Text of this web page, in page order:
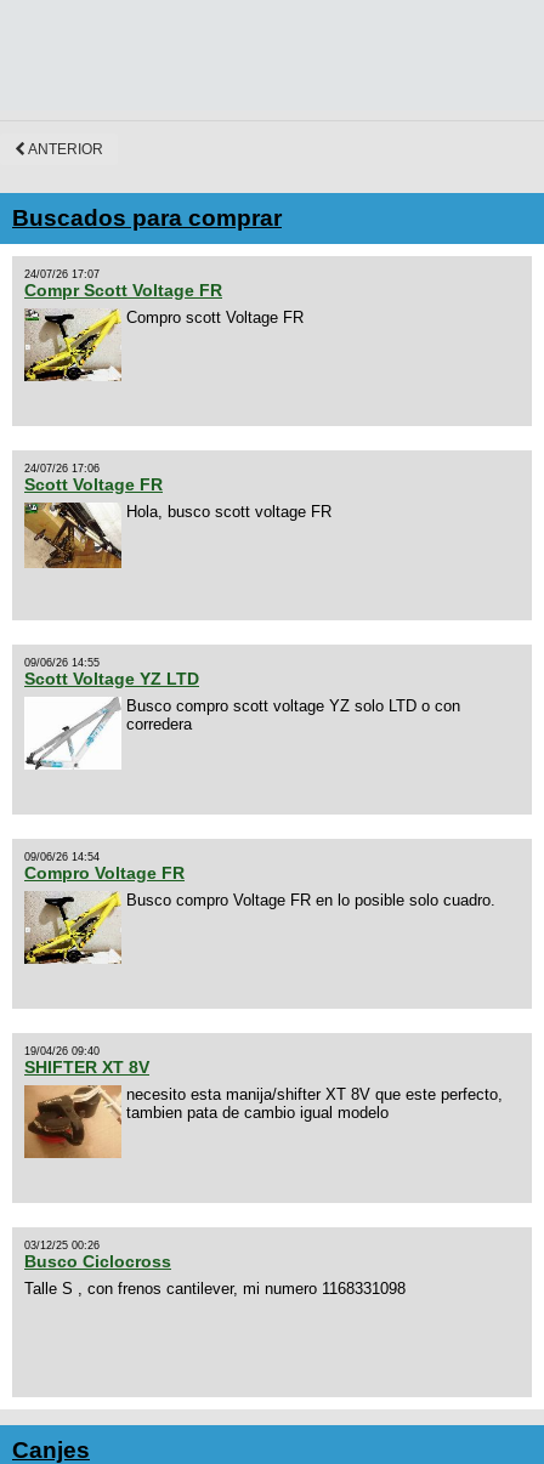
ANTERIOR
Buscados para comprar
24/07/26 17:07
Compr Scott Voltage FR
Compro scott Voltage FR
24/07/26 17:06
Scott Voltage FR
Hola, busco scott voltage FR
09/06/26 14:55
Scott Voltage YZ LTD
Busco compro scott voltage YZ solo LTD o con
corredera
09/06/26 14:54
Compro Voltage FR
Busco compro Voltage FR en lo posible solo cuadro.
19/04/26 09:40
SHIFTER XT 8V
necesito esta manija/shifter XT 8V que este perfecto,
tambien pata de cambio igual modelo
03/12/25 00:26
Busco Ciclocross
Talle S , con frenos cantilever, mi numero 1168331098
Canjes